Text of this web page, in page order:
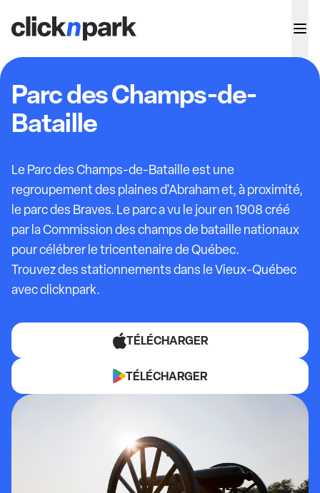
Parc des Champs-de-
Bataille
Le Parc des Champs-de-Bataille est une
regroupement des plaines d'Abraham et, à proximité,
le parc des Braves. Le parc a vu le jour en 1908 créé
par la Commission des champs de bataille nationaux
pour célébrer le tricentenaire de Québec.
Trouvez des stationnements dans le Vieux-Québec
avec clicknpark.
TÉLÉCHARGER
TÉLÉCHARGER